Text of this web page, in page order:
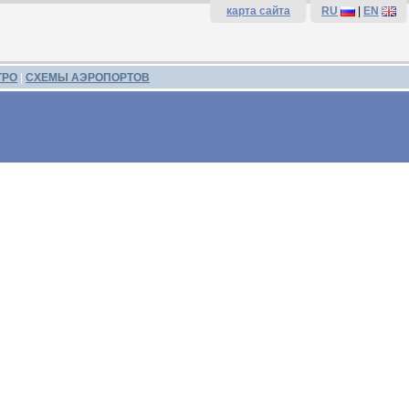
карта сайта RU EN
СХЕМЫ АЭРОПОРТОВ